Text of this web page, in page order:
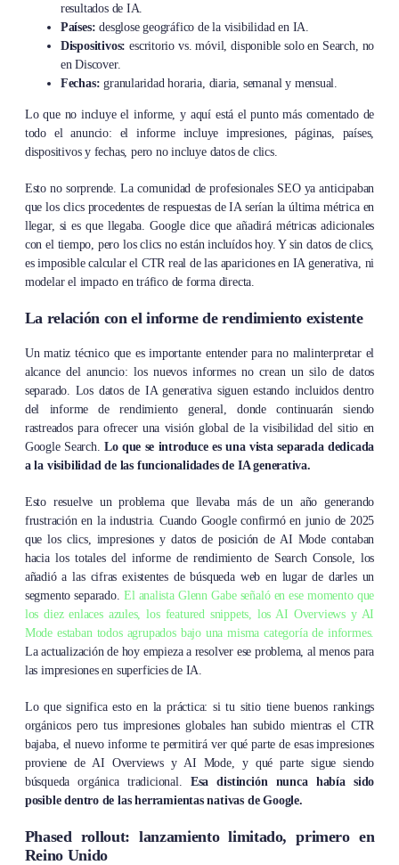
resultados de IA.
Países: desglose geográfico de la visibilidad en IA.
Dispositivos: escritorio vs. móvil, disponible solo en Search, no
en Discover.
Fechas: granularidad horaria, diaria, semanal y mensual.
Lo que no incluye el informe, y aquí está el punto más comentado de
todo el anuncio: el informe incluye impresiones, páginas, países,
dispositivos y fechas, pero no incluye datos de clics.
Esto no sorprende. La comunidad de profesionales SEO ya anticipaban
que los clics procedentes de respuestas de IA serían la última métrica en
llegar, si es que llegaba. Google dice que añadirá métricas adicionales
con el tiempo, pero los clics no están incluídos hoy. Y sin datos de clics,
es imposible calcular el CTR real de las apariciones en IA generativa, ni
modelar el impacto en tráfico de forma directa.
La relación con el informe de rendimiento existente
Un matiz técnico que es importante entender para no malinterpretar el
alcance del anuncio: los nuevos informes no crean un silo de datos
separado. Los datos de IA generativa siguen estando incluidos dentro
del informe de rendimiento general, donde continuarán siendo
rastreados para ofrecer una visión global de la visibilidad del sitio en
Google Search. Lo que se introduce es una vista separada dedicada
a la visibilidad de las funcionalidades de IA generativa.
Esto resuelve un problema que llevaba más de un año generando
frustración en la industria. Cuando Google confirmó en junio de 2025
que los clics, impresiones y datos de posición de AI Mode contaban
hacia los totales del informe de rendimiento de Search Console, los
añadió a las cifras existentes de búsqueda web en lugar de darles un
segmento separado. El analista Glenn Gabe señaló en ese momento que
los diez enlaces azules, los featured snippets, los AI Overviews y AI
Mode estaban todos agrupados bajo una misma categoría de informes.
La actualización de hoy empieza a resolver ese problema, al menos para
las impresiones en superficies de IA.
Lo que significa esto en la práctica: si tu sitio tiene buenos rankings
orgánicos pero tus impresiones globales han subido mientras el CTR
bajaba, el nuevo informe te permitirá ver qué parte de esas impresiones
proviene de AI Overviews y AI Mode, y qué parte sigue siendo
búsqueda orgánica tradicional. Esa distinción nunca había sido
posible dentro de las herramientas nativas de Google.
Phased rollout: lanzamiento limitado, primero en
Reino Unido